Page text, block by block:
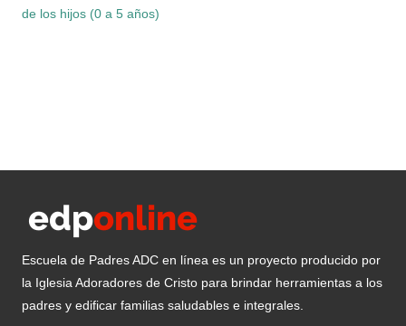
de los hijos (0 a 5 años)
Escuela de Padres ADC en línea es un proyecto producido por
la Iglesia Adoradores de Cristo para brindar herramientas a los
padres y edificar familias saludables e integrales.